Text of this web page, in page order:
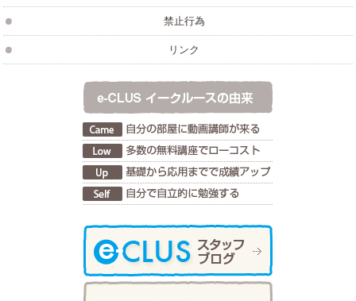
禁止行為
リンク